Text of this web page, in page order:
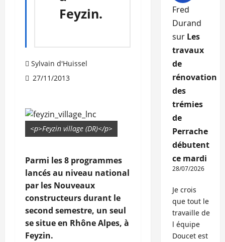
Feyzin.
Sylvain d'Huissel
27/11/2013
<p>Feyzin village (DR)</p>
Parmi les 8 programmes
lancés au niveau national
par les Nouveaux
constructeurs durant le
second semestre, un seul
se situe en Rhône Alpes, à
Feyzin.
Fred
Durand
sur Les
travaux
de
rénovation
des
trémies
de
Perrache
débutent
ce mardi
28/07/2026
Je crois
que tout le
travaille de
l équipe
Doucet est